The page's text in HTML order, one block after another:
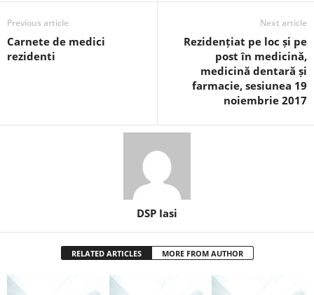
Previous article
Carnete de medici
rezidenti
Next article
Rezidențiat pe loc și pe
post în medicină,
medicină dentară și
farmacie, sesiunea 19
noiembrie 2017
DSP Iasi
RELATED ARTICLES MORE FROM AUTHOR